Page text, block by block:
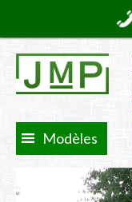
Modèles